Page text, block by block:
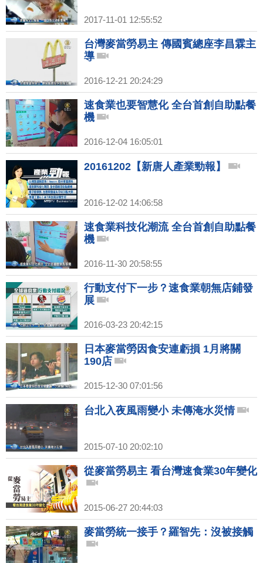
2017-11-01 12:55:52
台灣麥當勞易主 傳國賓總座李昌霖主
導
2016-12-21 20:24:29
速食業也要智慧化 全台首創自助點餐
機
2016-12-04 16:05:01
20161202【新唐人產業勁報】
2016-12-02 14:06:58
速食業科技化潮流 全台首創自助點餐
機
2016-11-30 20:58:55
行動支付下一步？速食業朝無店鋪發
展
2016-03-23 20:42:15
日本麥當勞因食安連虧損 1月將關
190店
2015-12-30 07:01:56
台北入夜風雨變小 未傳淹水災情
2015-07-10 20:02:10
從麥當勞易主 看台灣速食業30年變化
2015-06-27 20:44:03
麥當勞統一接手？羅智先：沒被接觸